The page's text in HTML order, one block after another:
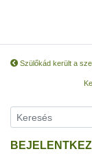
Szülőkád került a